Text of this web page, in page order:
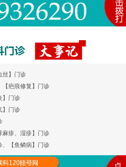
丝】门诊
【疤痕修复】门诊
】门诊
】门诊
麻疹、湿疹】门诊
、【鱼鳞病】门诊